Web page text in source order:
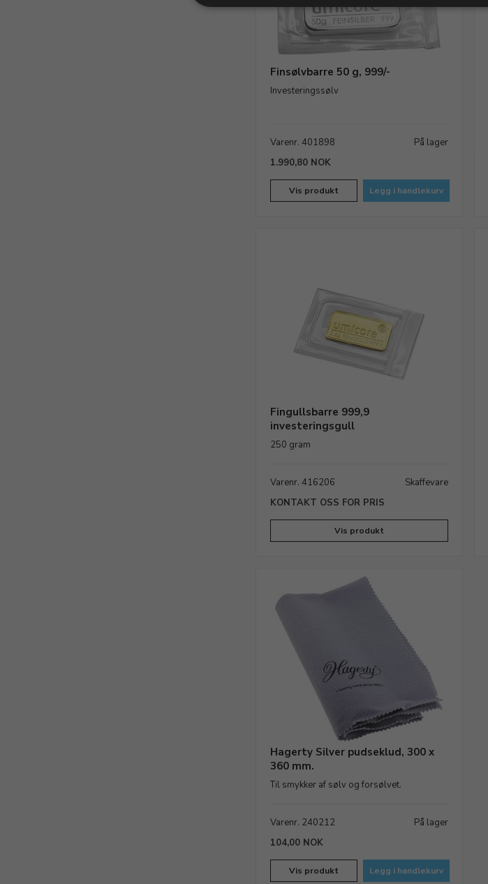
Finsølvbarre 50 g, 999/-
Investeringssølv
Varenr. 401898
På lager
1.990,80 NOK
Vis produkt Legg i handlekurv
Fingullsbarre 999,9
investeringsgull
250 gram
Varenr. 416206
Skaffevare
KONTAKT OSS FOR PRIS
Vis produkt
Hagerty Silver pudseklud, 300 x
360 mm.
Til smykker af sølv og forsølvet.
Varenr. 240212
På lager
104,00 NOK
Vis produkt Legg i handlekurv